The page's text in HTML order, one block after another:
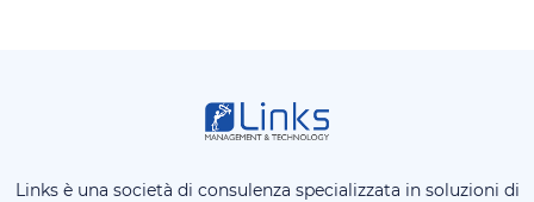
Links è una società di consulenza specializzata in soluzioni di